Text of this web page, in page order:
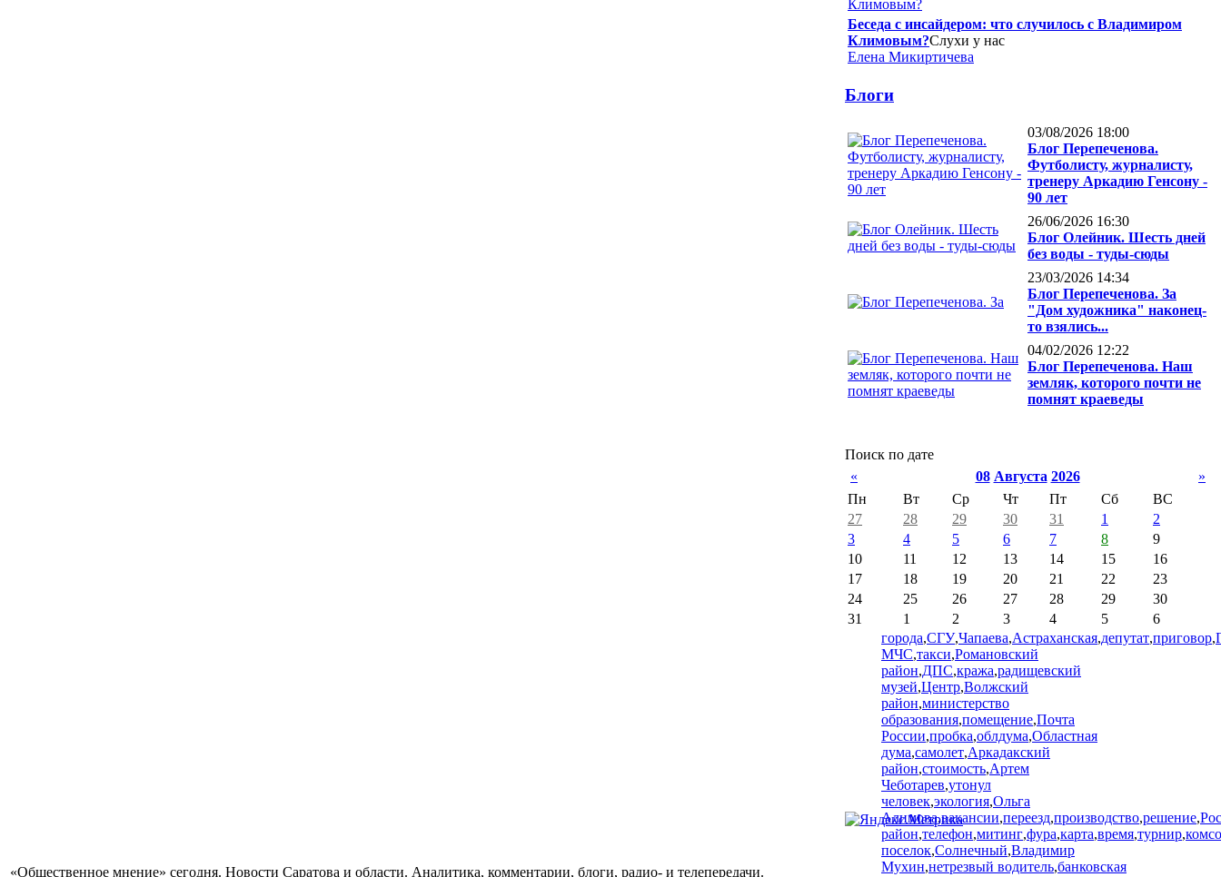
Беседа с инсайдером: что случилось с Владимиром
Климовым?Слухи у нас
Елена Микиртичева
Блоги
03/08/2026 18:00
Блог Перепеченова.
Футболисту, журналисту,
тренеру Аркадию Генсону -
90 лет
26/06/2026 16:30
Блог Олейник. Шесть дней
без воды - туды-сюды
23/03/2026 14:34
Блог Перепеченова. За
"Дом художника" наконец-
то взялись...
04/02/2026 12:22
Блог Перепеченова. Наш
земляк, которого почти не
помнят краеведы
Поиск по дате
«
08 Августа 2026
»
Пн
Вт Ср Чт Пт Сб
ВС
27
28 29 30 31 1
2
3
4 5 6 7 8
9
10
11 12 13 14 15
16
17
18 19 20 21 22
23
24
25 26 27 28 29
30
31
1 2 3 4 5
6
города,СГУ,Чапаева,Астраханская,депутат,приговор,
МЧС,такси,Романовский
район,ДПС,кража,радищевский
музей,Центр,Волжский
район,министерство
образования,помещение,Почта
России,пробка,облдума,Областная
дума,самолет,Аркадакский
район,стоимость,Артем
Чеботарев,утонул
человек,экология,Ольга
Алимова,вакансии,переезд,производство,решение,
район,телефон,митинг,фура,карта,время,турнир,
поселок,Солнечный,Владимир
Мухин,нетрезвый водитель,банковская
«Общественное мнение» сегодня. Новости Саратова и области. Аналитика, комментарии, блоги, радио- и телепередачи.